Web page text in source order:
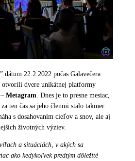
22.2.2022 počas Galavečera
otvorili dvere unikátnej platformy
Metagram. Dnes je to presne mesiac,
ten čas sa jeho členmi stalo takmer
s dosahovaním cieľov a snov, ale aj
životných výziev.
a situáciách, v akých sa
ako kedykoľvek predtým dôležité